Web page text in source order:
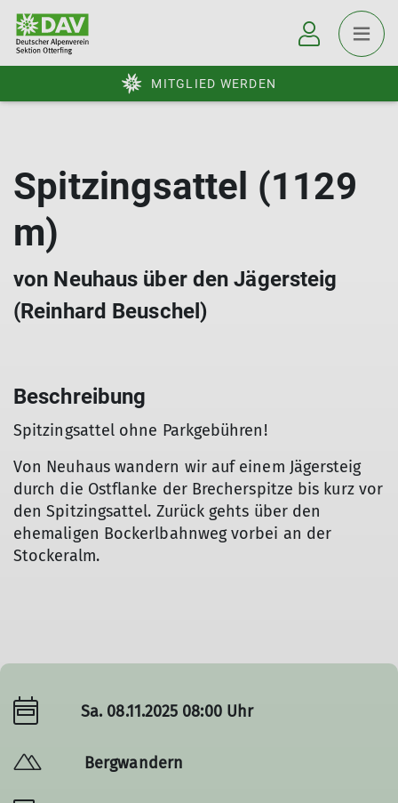
MITGLIED WERDEN
Spitzingsattel (1129
m)
von Neuhaus über den Jägersteig
(Reinhard Beuschel)
Beschreibung
Spitzingsattel ohne Parkgebühren!
Von Neuhaus wandern wir auf einem Jägersteig
durch die Ostflanke der Brecherspitze bis kurz vor
den Spitzingsattel. Zurück gehts über den
ehemaligen Bockerlbahnweg vorbei an der
Stockeralm.
Sa. 08.11.2025 08:00 Uhr
Bergwandern